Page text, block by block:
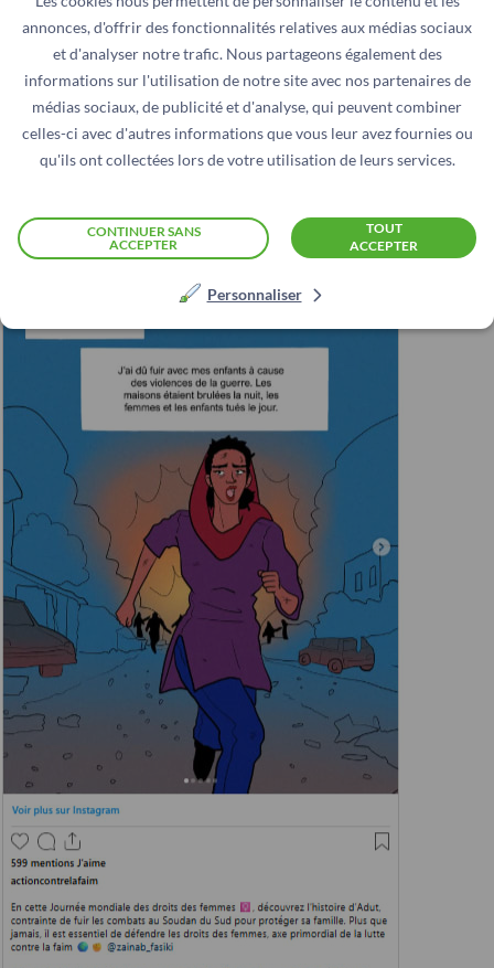
annonces, d'offrir des fonctionnalités relatives aux médias sociaux
et d'analyser notre trafic. Nous partageons également des
informations sur l'utilisation de notre site avec nos partenaires de
médias sociaux, de publicité et d'analyse, qui peuvent combiner
celles-ci avec d'autres informations que vous leur avez fournies ou
qu'ils ont collectées lors de votre utilisation de leurs services.
TOUT
ACCEPTER
CONTINUER SANS
ACCEPTER
Personnaliser
répercussions genrés sur la sécurité alimentaire.
Changer le regard sur la
faim
Soudan du sud